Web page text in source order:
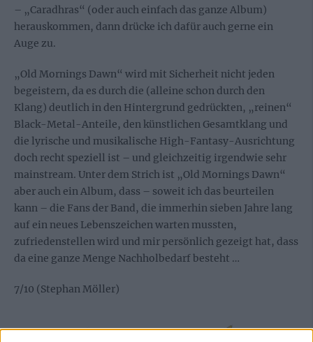
– „Caradhras“ (oder auch einfach das ganze Album)
herauskommen, dann drücke ich dafür auch gerne ein
Auge zu.
„Old Mornings Dawn“ wird mit Sicherheit nicht jeden
begeistern, da es durch die (alleine schon durch den
Klang) deutlich in den Hintergrund gedrückten, „reinen“
Black-Metal-Anteile, den künstlichen Gesamtklang und
die lyrische und musikalische High-Fantasy-Ausrichtung
doch recht speziell ist – und gleichzeitig irgendwie sehr
mainstream. Unter dem Strich ist „Old Mornings Dawn“
aber auch ein Album, dass – soweit ich das beurteilen
kann – die Fans der Band, die immerhin sieben Jahre lang
auf ein neues Lebenszeichen warten mussten,
zufriedenstellen wird und mir persönlich gezeigt hat, dass
da eine ganze Menge Nachholbedarf besteht …
7/10 (Stephan Möller)